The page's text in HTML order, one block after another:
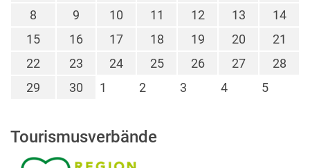
8
9 10 11 12 13
14
15
16 17 18 19 20
21
22
23 24 25 26 27
28
29
30 1 2 3 4 5
Tourismusverbände